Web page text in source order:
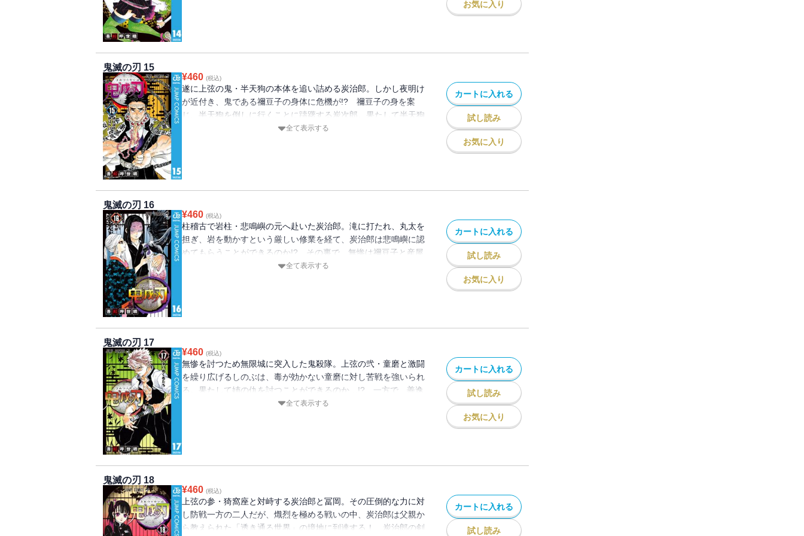
お気に入り
鬼滅の刃 15
¥460 (税込)
遂に上弦の鬼・半天狗の本体を追い詰める炭治郎。しかし夜明け
が近付き、鬼である禰豆子の身体に危機が!? 禰豆子の身を案
じ、半天狗を倒しに行くことに躊躇する炭次郎。果たして半天狗
を討てるのか!? そして禰豆子の安否は!?
全て表示する
カートに入れる
試し読み
お気に入り
鬼滅の刃 16
¥460 (税込)
柱稽古で岩柱・悲鳴嶼の元へ赴いた炭治郎。滝に打たれ、丸太を
担ぎ、岩を動かすという厳しい修業を経て、炭治郎は悲鳴嶼に認
めてもらうことができるのか!? その裏で、無惨は禰豆子と産屋
敷の居場所を突き止めようとし――!?
全て表示する
カートに入れる
試し読み
お気に入り
鬼滅の刃 17
¥460 (税込)
無惨を討つため無限城に突入した鬼殺隊。上弦の弐・童磨と激闘
を繰り広げるしのぶは、毒が効かない童磨に対し苦戦を強いられ
る。果たして姉の仇を討つことができるのか…!? 一方で、善逸
の前にも鬼が立ちはだかり――!?全て表示する
カートに入れる
試し読み
お気に入り
鬼滅の刃 18
¥460 (税込)
上弦の参・猗窩座と対峙する炭治郎と冨岡。その圧倒的な力に対
し防戦一方の二人だが、熾烈を極める戦いの中、炭治郎は父親か
ら教えられた「透き通る世界」の境地に到達する！ 炭治郎の剣
カートに入れる
試し読み